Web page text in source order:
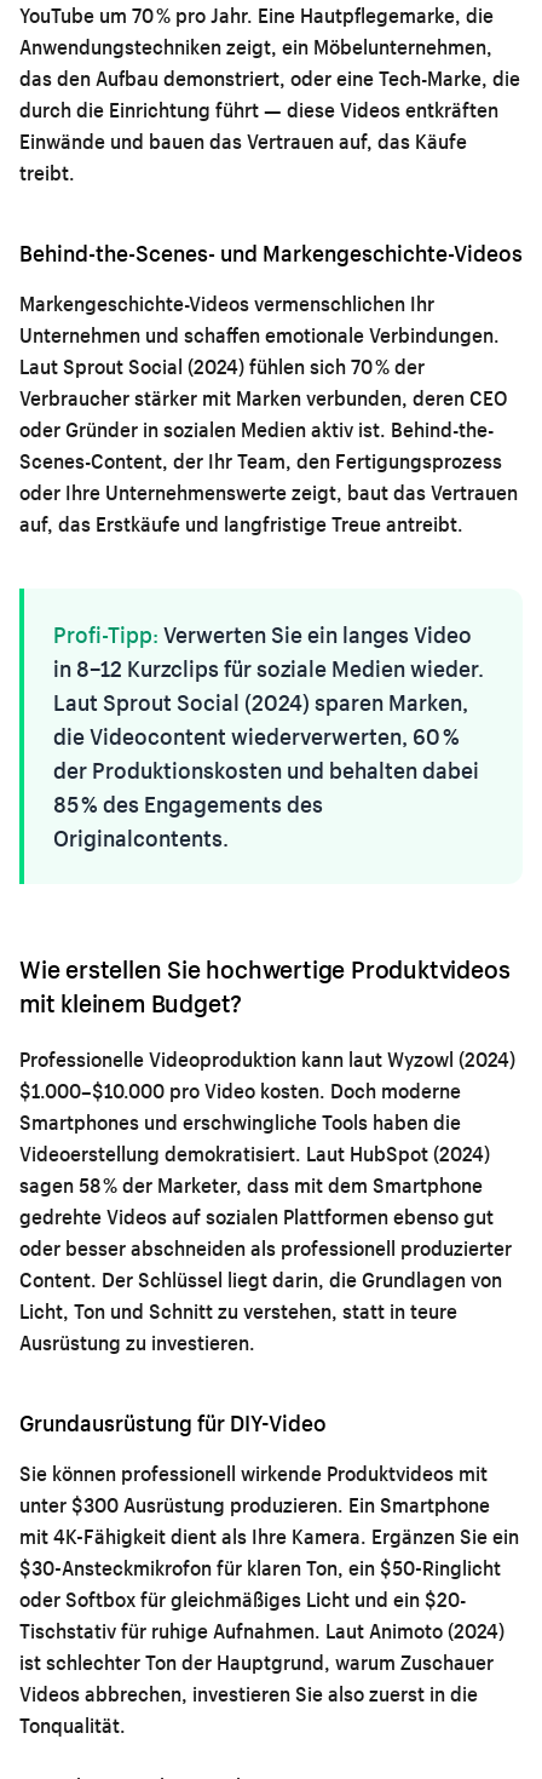
YouTube um 70 % pro Jahr. Eine Hautpflegemarke, die
Anwendungstechniken zeigt, ein Möbelunternehmen,
das den Aufbau demonstriert, oder eine Tech-Marke, die
durch die Einrichtung führt — diese Videos entkräften
Einwände und bauen das Vertrauen auf, das Käufe
treibt.
Behind-the-Scenes- und Markengeschichte-Videos
Markengeschichte-Videos vermenschlichen Ihr
Unternehmen und schaffen emotionale Verbindungen.
Laut Sprout Social (2024) fühlen sich 70 % der
Verbraucher stärker mit Marken verbunden, deren CEO
oder Gründer in sozialen Medien aktiv ist. Behind-the-
Scenes-Content, der Ihr Team, den Fertigungsprozess
oder Ihre Unternehmenswerte zeigt, baut das Vertrauen
auf, das Erstkäufe und langfristige Treue antreibt.
Profi-Tipp: Verwerten Sie ein langes Video
in 8–12 Kurzclips für soziale Medien wieder.
Laut Sprout Social (2024) sparen Marken,
die Videocontent wiederverwerten, 60 %
der Produktionskosten und behalten dabei
85 % des Engagements des
Originalcontents.
Wie erstellen Sie hochwertige Produktvideos
mit kleinem Budget?
Professionelle Videoproduktion kann laut Wyzowl (2024)
$1.000–$10.000 pro Video kosten. Doch moderne
Smartphones und erschwingliche Tools haben die
Videoerstellung demokratisiert. Laut HubSpot (2024)
sagen 58 % der Marketer, dass mit dem Smartphone
gedrehte Videos auf sozialen Plattformen ebenso gut
oder besser abschneiden als professionell produzierter
Content. Der Schlüssel liegt darin, die Grundlagen von
Licht, Ton und Schnitt zu verstehen, statt in teure
Ausrüstung zu investieren.
Grundausrüstung für DIY-Video
Sie können professionell wirkende Produktvideos mit
unter $300 Ausrüstung produzieren. Ein Smartphone
mit 4K-Fähigkeit dient als Ihre Kamera. Ergänzen Sie ein
$30-Ansteckmikrofon für klaren Ton, ein $50-Ringlicht
oder Softbox für gleichmäßiges Licht und ein $20-
Tischstativ für ruhige Aufnahmen. Laut Animoto (2024)
ist schlechter Ton der Hauptgrund, warum Zuschauer
Videos abbrechen, investieren Sie also zuerst in die
Tonqualität.